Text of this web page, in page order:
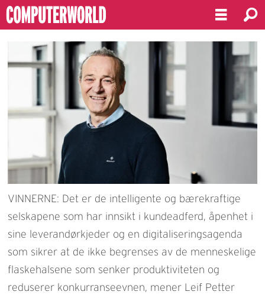
VINNERNE: Det er de intelligente og bærekraftige
selskapene som har innsikt i kundeadferd, åpenhet i
sine leverandørkjeder og en digitaliseringsagenda
som sikrer at de ikke begrenses av de menneskelige
flaskehalsene som senker produktiviteten og
reduserer konkurranseevnen, mener Leif Petter